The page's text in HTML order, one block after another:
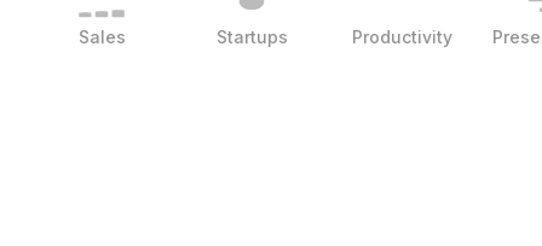
Sales Startups Productivity